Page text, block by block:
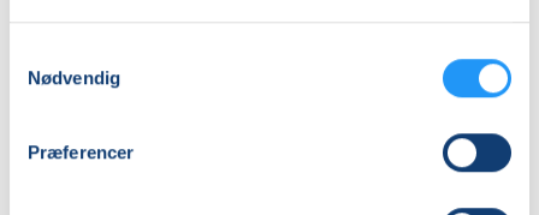
Nødvendig
Præferencer
torsdag 03.09.2026, kl. 10.45 - 11.30
torsdag 26.11.2026, kl. 10.45 - 11.30